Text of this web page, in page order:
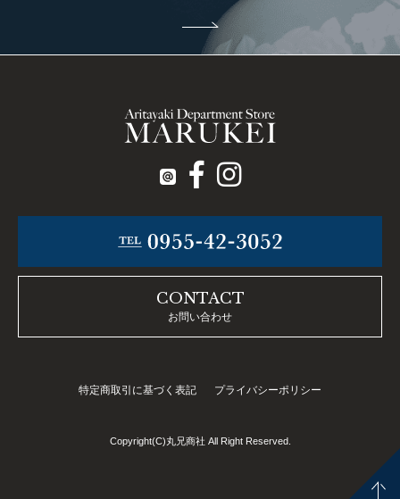
CONTACT
お問い合わせ
特定商取引に基づく表記 プライバシーポリシー
Copyright(C)丸兄商社 All Right Reserved.